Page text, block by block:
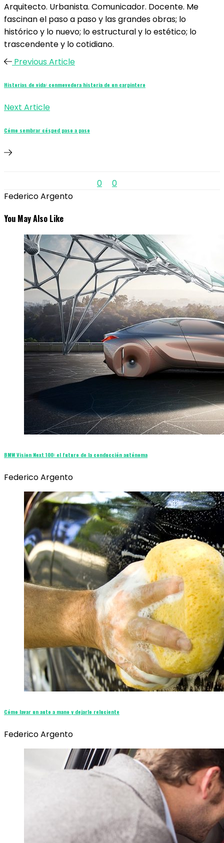
Arquitecto. Urbanista. Comunicador. Docente. Me
fascinan el paso a paso y las grandes obras; lo
histórico y lo nuevo; lo estructural y lo estético; lo
trascendente y lo cotidiano.
Previous Article
Historias de vida: conmovedora historia de un carpintero
Next Article
Cómo sembrar césped paso a paso
0
0
Federico Argento
You May Also Like
BMW Vision Next 100: el futuro de la conducción autónoma
Federico Argento
Cómo lavar un auto a mano y dejarlo reluciente
Federico Argento